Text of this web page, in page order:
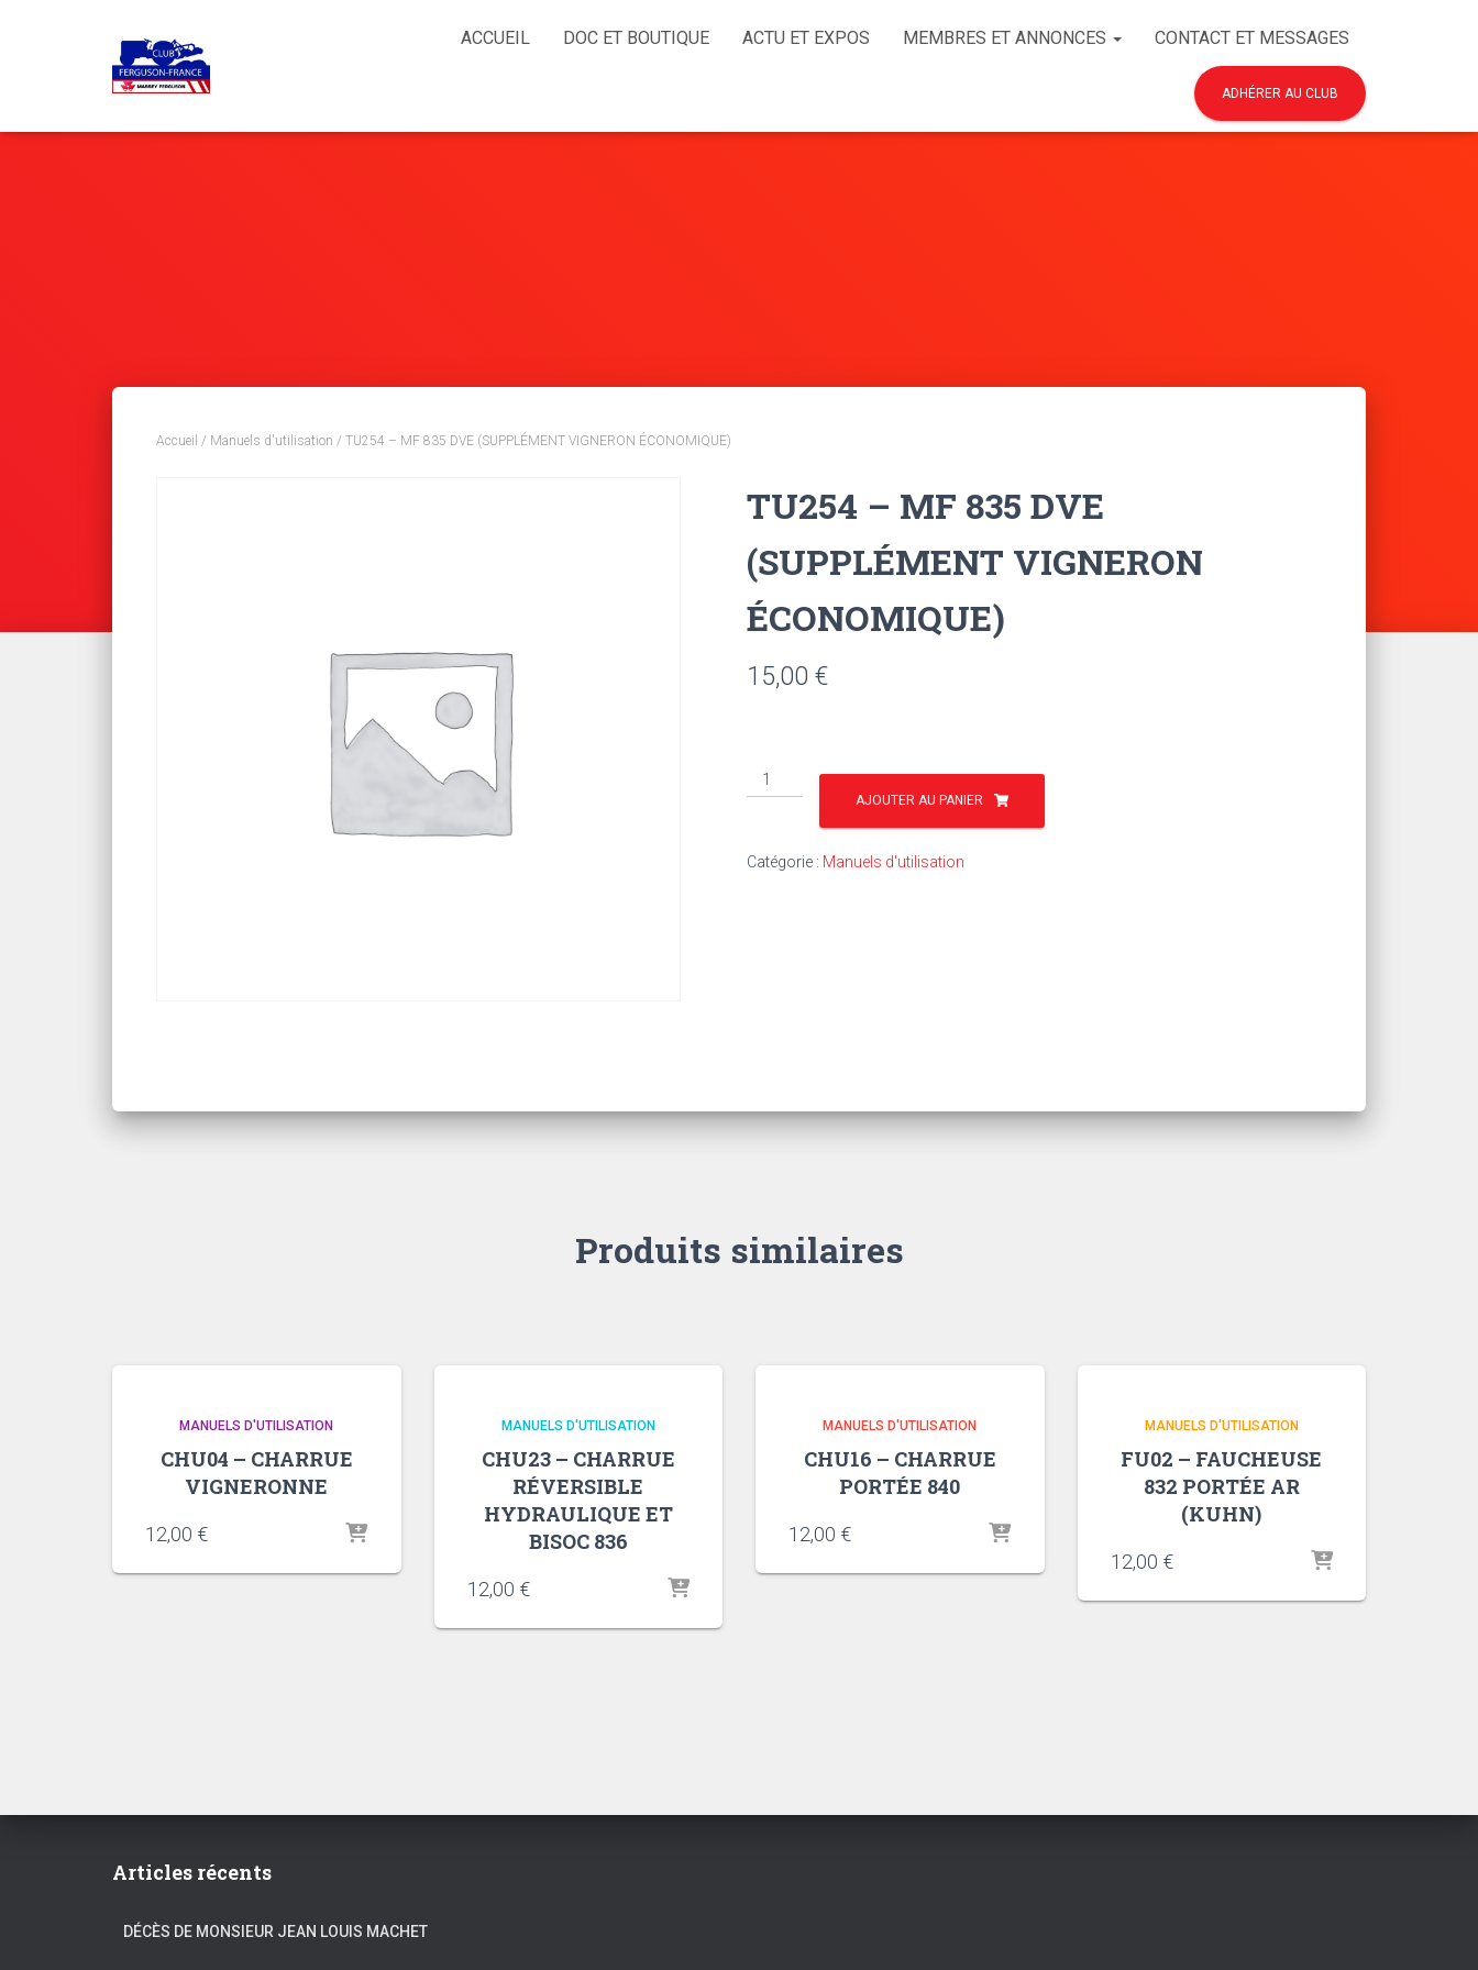
ACCUEIL DOC ET BOUTIQUE ACTU ET EXPOS MEMBRES ET ANNONCES CONTACT ET MESSAGES
ADHÉRER AU CLUB
Accueil / Manuels d'utilisation / TU254 – MF 835 DVE (SUPPLÉMENT VIGNERON ÉCONOMIQUE)
TU254 – MF 835 DVE
(SUPPLÉMENT VIGNERON
ÉCONOMIQUE)
15,00 €
quantité
de
MF
AJOUTER AU PANIER
Catégorie : Manuels d'utilisation
Produits similaires
MANUELS D'UTILISATION
CHU04 – CHARRUE
VIGNERONNE
12,00 €
MANUELS D'UTILISATION
CHU23 – CHARRUE
RÉVERSIBLE
HYDRAULIQUE ET
BISOC 836
12,00 €
MANUELS D'UTILISATION
CHU16 – CHARRUE
PORTÉE 840
12,00 €
MANUELS D'UTILISATION
FU02 – FAUCHEUSE
832 PORTÉE AR
(KUHN)
12,00 €
Articles récents
DÉCÈS DE MONSIEUR JEAN LOUIS MACHET